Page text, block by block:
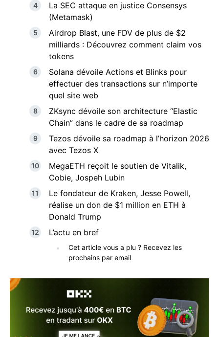
La SEC attaque en justice Consensys
(Metamask)
Airdrop Blast, une FDV de plus de $2
milliards : Découvrez comment claim vos
tokens
Solana dévoile Actions et Blinks pour
effectuer des transactions sur n’importe
quel site web
ZKsync dévoile son architecture “Elastic
Chain” dans le cadre de sa roadmap
Tezos dévoile sa roadmap à l’horizon 2026
avec Tezos X
MegaETH reçoit le soutien de Vitalik,
Cobie, Jospeh Lubin
Le fondateur de Kraken, Jesse Powell,
réalise un don de $1 million en ETH à
Donald Trump
L’actu en bref
Cet article vous a plu ? Recevez les
prochains par email